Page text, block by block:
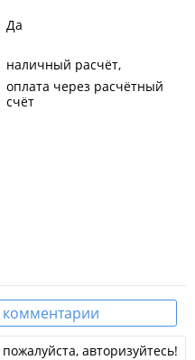
Да
наличный расчёт
оплата через расчётный
счёт
комментарии
авторизуйтесь!